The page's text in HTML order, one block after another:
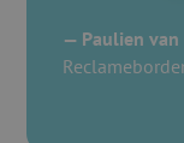
— Paulien